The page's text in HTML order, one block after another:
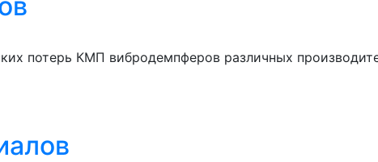
потерь КМП вибродемпферов различных